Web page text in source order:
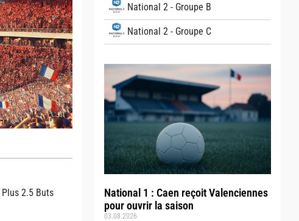
National 2 - Groupe B
National 2 - Groupe C
National 1 : Caen reçoit Valenciennes
pour ouvrir la saison
03.08.2026
2.5 Buts